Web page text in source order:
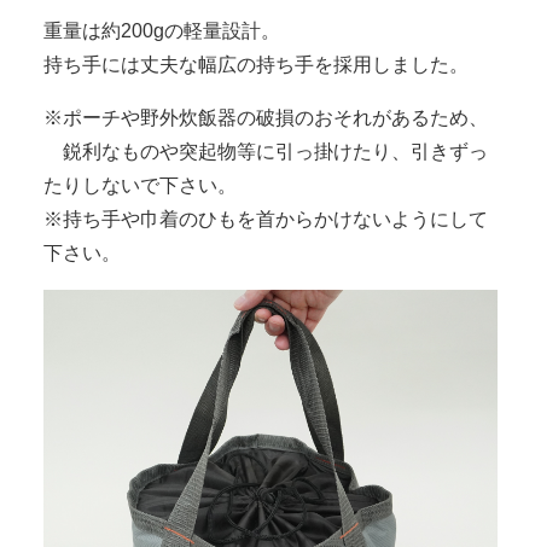
重量は約200gの軽量設計。
持ち手には丈夫な幅広の持ち手を採用しました。
※ポーチや野外炊飯器の破損のおそれがあるため、
鋭利なものや突起物等に引っ掛けたり、引きずっ
たりしないで下さい。
※持ち手や巾着のひもを首からかけないようにして
下さい。